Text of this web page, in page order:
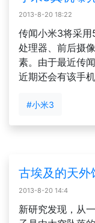
2013-8-20 18:22
传闻小米3将采
处理器、前后摄
素。由于最近传
近期还会有该手
#小米3
古埃及的天外
2013-8-20 14:4
新研究发现，从